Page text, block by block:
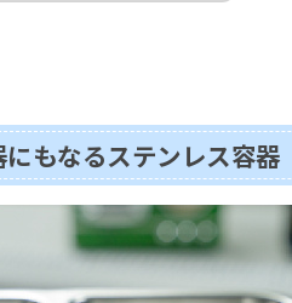
もなるステンレス容器